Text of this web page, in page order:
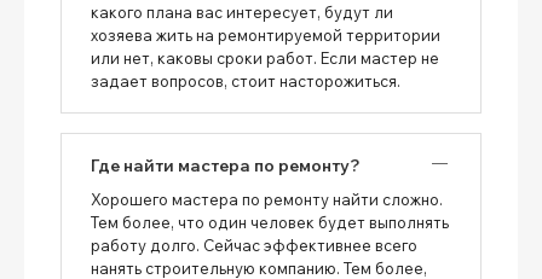
какого плана вас интересует, будут ли
хозяева жить на ремонтируемой территории
или нет, каковы сроки работ. Если мастер не
задает вопросов, стоит насторожиться.
Где найти мастера по ремонту?
Хорошего мастера по ремонту найти сложно.
Тем более, что один человек будет выполнять
работу долго. Сейчас эффективнее всего
нанять строительную компанию. Тем более,